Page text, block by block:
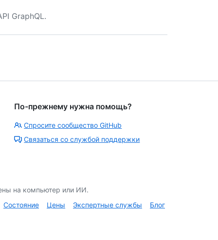
GraphQL.
По-прежнему нужна помощь?
Спросите сообщество GitHub
Связаться со службой поддержки
на компьютер или ИИ.
Состояние
Цены Экспертные службы Блог